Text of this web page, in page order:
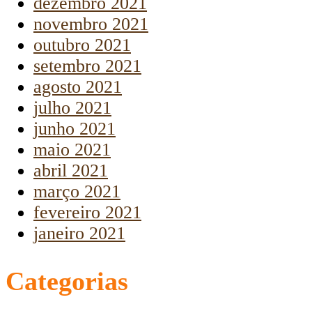
novembro 2021
outubro 2021
setembro 2021
agosto 2021
julho 2021
junho 2021
maio 2021
abril 2021
março 2021
fevereiro 2021
janeiro 2021
Categorias